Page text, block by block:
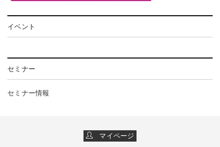
イベント
セミナー
セミナー情報
マイページ